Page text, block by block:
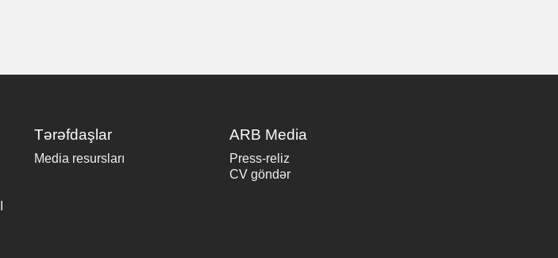
Tərəfdaşlar
Media resursları
ARB Media
Press-reliz
CV göndər